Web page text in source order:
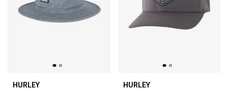
HURLEY
HURLEY